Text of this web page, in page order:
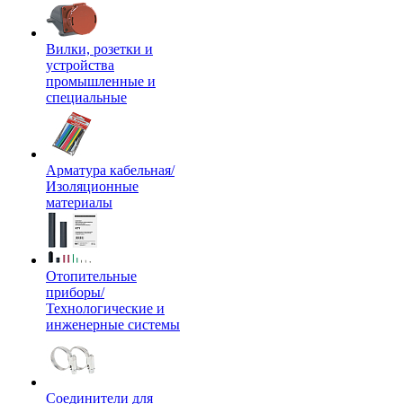
Вилки, розетки и
устройства
промышленные и
специальные
Арматура кабельная/
Изоляционные
материалы
Отопительные
приборы/
Технологические и
инженерные системы
Соединители для